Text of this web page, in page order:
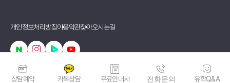
상담예약 카톡상담 무료안내서 전화문의 유학Q&A
개인정보처리방침이용약관찾아오시는길